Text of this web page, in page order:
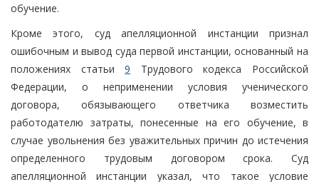
обучение.
Кроме этого, суд апелляционной инстанции признал
ошибочным и вывод суда первой инстанции, основанный на
положениях статьи9 Трудового кодекса Российской
Федерации, о неприменении условия ученического
договора, обязывающего ответчика возместить
работодателю затраты, понесенные на его обучение, в
случае увольнения без уважительных причин до истечения
определенного трудовым договором срока. Суд
апелляционной инстанции указал, что такое условие